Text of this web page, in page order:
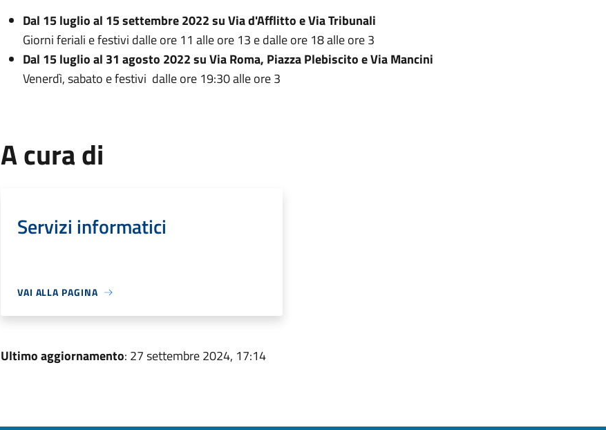
Dal 15 luglio al 15 settembre 2022 su Via d'Afflitto e Via Tribunali
Giorni feriali e festivi dalle ore 11 alle ore 13 e dalle ore 18 alle ore 3
Dal 15 luglio al 31 agosto 2022 su Via Roma, Piazza Plebiscito e Via Mancini
Venerdì, sabato e festivi dalle ore 19:30 alle ore 3
A cura di
Servizi informatici
VAI ALLA PAGINA
Ultimo aggiornamento: 27 settembre 2024, 17:14